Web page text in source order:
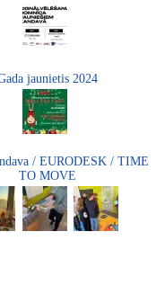
jaunietis 2024
/ EURODESK / TIME
TO MOVE